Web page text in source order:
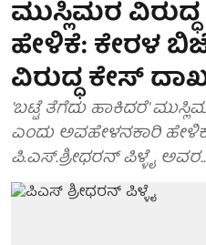
ಮುಸ್ಲಿಮರ
ಹೇಳಿಕೆ: ಕೇರಳ
ವಿರುದ್ಧ ಕೇಸ್
'ಬಟ್ಟೆ ತೆಗೆದು ಹಾಕಿದರೆ'
ಎಂದು ಅವಹೇಳನಕಾರಿ ಹೇಳಿಕೆ
ಪಿ.ಎಸ್‌.ಶ್ರೀಧರನ್‌ ಪಿಳ್ಳೈ